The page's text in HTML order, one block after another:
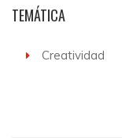
TEMÁTICA
Creatividad